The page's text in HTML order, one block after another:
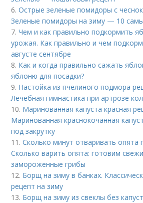
6.Острые зеленые помидоры с
Зеленые помидоры на зиму — 10
7.Чем и как правильно подкормить
урожая. Как правильно и чем
августе сентябре
8. Как и когда правильно сажать
яблоню для посадки?
9. Настойка из пчелиного подмора
Лечебная гимнастика при артрозе
10. Маринованная капуста красная
Маринованная краснокочанная
под закрутку
11.Сколько минут отваривать опята
Сколько варить опята: готовим
замороженные грибы
12. Борщ на зиму в банках.
рецепт на зиму
13. Борщ на зиму из свеклы без